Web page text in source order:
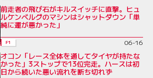
前走者の飛び石がキルスイッチに直撃。ヒュ
ルケンベルグのマシンはシャットダウン「単
純に運が悪かった」
F1 06-16
オコン「レース全体を通してタイヤが持たな
かった」3ストップで13位完走。ハースは初
日から続いた悪い流れを断ち切れず